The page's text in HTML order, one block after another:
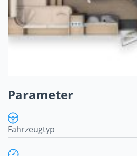
Parameter
Fahrzeugtyp